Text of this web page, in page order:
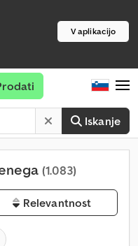
V aplikacijo
Iskanje
(1.083)
Relevantnost